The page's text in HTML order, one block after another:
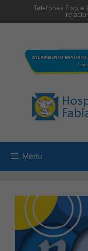
o
Telefones Fixo e
Menu